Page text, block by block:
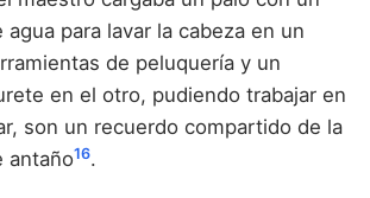
para lavar la cabeza en un
de peluquería y un
en el otro, pudiendo trabajar en
son un recuerdo compartido de la
antaño16.